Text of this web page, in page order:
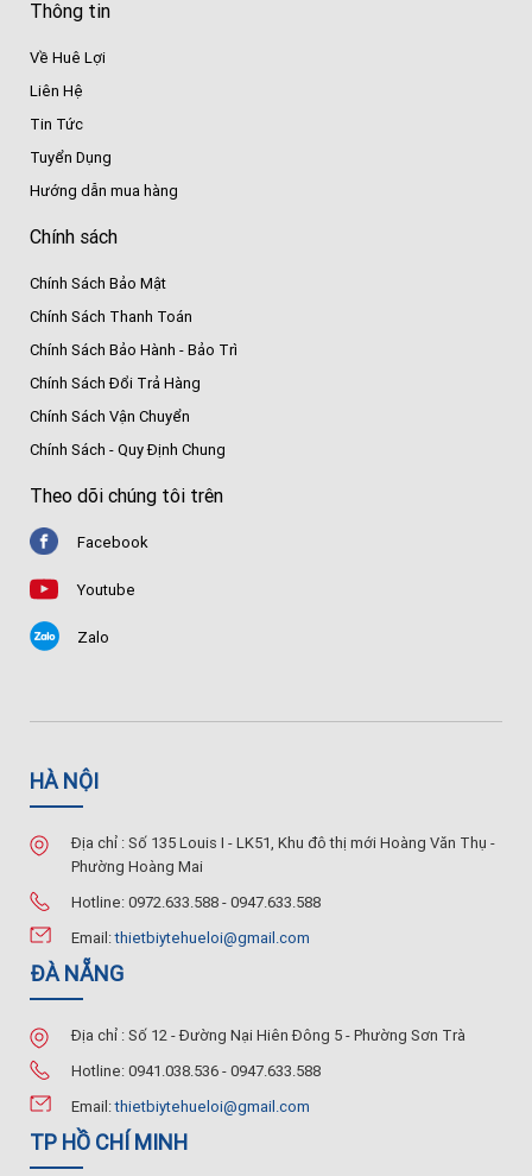
Thông tin
Về Huê Lợi
Liên Hệ
Tin Tức
Tuyển Dụng
Hướng dẫn mua hàng
Chính sách
Chính Sách Bảo Mật
Chính Sách Thanh Toán
Chính Sách Bảo Hành - Bảo Trì
Chính Sách Đổi Trả Hàng
Chính Sách Vận Chuyển
Chính Sách - Quy Định Chung
Theo dõi chúng tôi trên
Facebook
Youtube
Zalo
HÀ NỘI
Địa chỉ : Số 135 Louis I - LK51, Khu đô thị mới Hoàng Văn Thụ -
Phường Hoàng Mai
Hotline: 0972.633.588 - 0947.633.588
Email:thietbiytehueloi@gmail.com
ĐÀ NẴNG
Địa chỉ : Số 12 - Đường Nại Hiên Đông 5 - Phường Sơn Trà
Hotline: 0941.038.536 - 0947.633.588
Email:thietbiytehueloi@gmail.com
TP HỒ CHÍ MINH